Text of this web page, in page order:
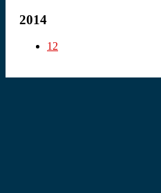
2014
12